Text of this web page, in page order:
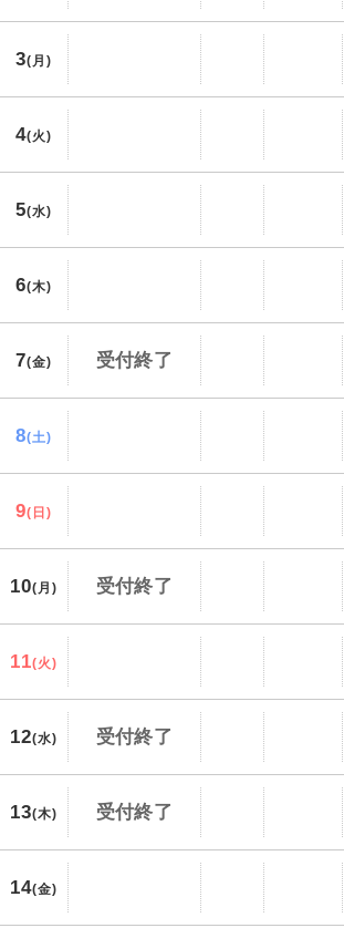
3(月)
4(火)
5(水)
6(木)
7(金) 受付終了
8(土)
9(日)
10(月) 受付終了
11(火)
12(水) 受付終了
13(木) 受付終了
14(金)